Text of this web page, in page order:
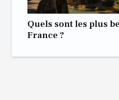
Quels sont les plus
France ?